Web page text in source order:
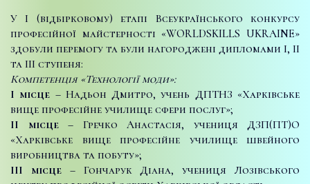
У І (відбірковому) етапі Всеукраїнського конкурсу
професійної майстерності «WORLDSKILLS UKRAINE»
здобули перемогу та були нагороджені дипломами І, ІІ
та ІІІ ступеня:
Компетенція «Технології моди»:
І місце – Надьон Дмитро, учень ДПТНЗ «Харківське
вище професійне училище сфери послуг»;
ІІ місце– Гречко Анастасія, учениця ДЗП(ПТ)О
«Харківське вище професійне училище швейного
виробництва та побуту»;
ІІІ місце– Гончарук Діана, учениця Лозівського